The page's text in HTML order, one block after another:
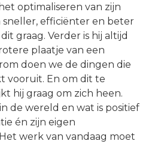
optimaliseren van zijn
sneller, efficiënter en beter
graag. Verder is hij altijd
plaatje van een
doen we de dingen die
vooruit. En om dit te
hij graag om zich heen.
de wereld en wat is positief
én zijn eigen
werk van vandaag moet